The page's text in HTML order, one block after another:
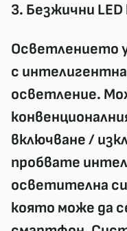
3. Безжични
Осветлението
с
осветление.
включване /
пробвате
осветителна
която може да